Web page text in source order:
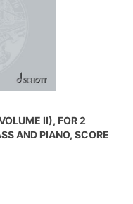
II), FOR 2
AND PIANO, SCORE